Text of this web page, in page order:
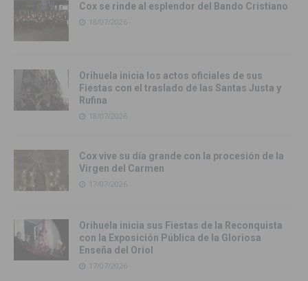
Cox se rinde al esplendor del Bando Cristiano
18/07/2026
Orihuela inicia los actos oficiales de sus
Fiestas con el traslado de las Santas Justa y
Rufina
18/07/2026
Cox vive su día grande con la procesión de la
Virgen del Carmen
17/07/2026
Orihuela inicia sus Fiestas de la Reconquista
con la Exposición Pública de la Gloriosa
Enseña del Oriol
17/07/2026